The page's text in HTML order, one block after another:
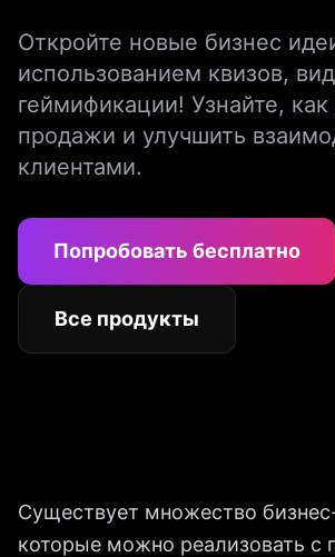
Откройте новые бизнес
использованием квизов,
геймификации! Узнайте, как
продажи и улучшить
клиентами.
Попробовать бесплатно
Все продукты
Существует множество
которые можно реализовать